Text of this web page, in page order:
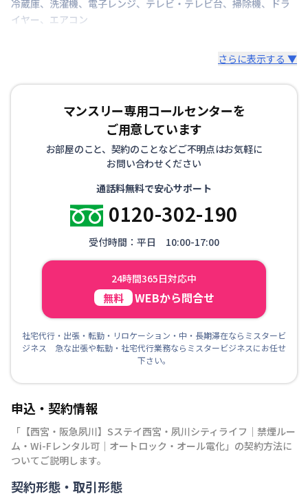
冷蔵庫、 洗濯機、 電子レンジ、 テレビ・テレビ台、 掃除機、
ドラ
イヤー、 エアコン
さらに表示する ▼
マンスリー専用コールセンターを
ご用意しています
お部屋のこと、契約のことなどご不明点はお気軽に
お問い合わせください
通話料無料で安心サポート
0120-302-190
受付時間：平日 10:00-17:00
24時間365日対応中
無料 WEBから問合せ
社宅代行・出張・転勤・リロケーション・中・長期滞在ならミスタービ
ジネス 急な出張や転勤・社宅代行業務ならミスタービジネスにお任せ
下さい。
申込・契約情報
「 【西宮・阪急夙川】Sステイ西宮・夙川シティライフ｜禁煙ルー
ム・Wi-Fレンタル可｜オートロック・オール電化 」の契約方法に
ついてご説明します。
契約形態・取引形態